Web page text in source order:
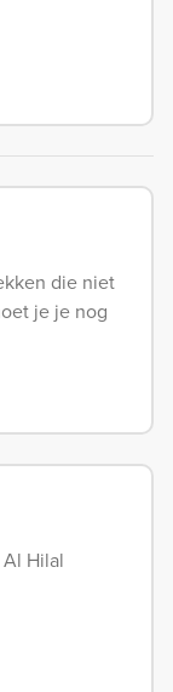
die niet
je je nog
Hilal